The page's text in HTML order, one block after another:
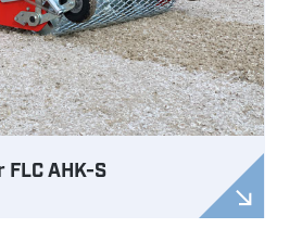
AHK-S